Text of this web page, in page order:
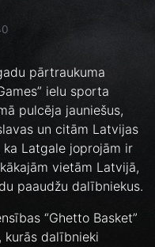
pārtraukuma
ielu sporta
pulcēja jauniešus,
un citām Latvijas
ka Latgale joprojām ir
vietām Latvijā,
paaudžu dalībniekus.
“Ghetto Basket”
kurās dalībnieki